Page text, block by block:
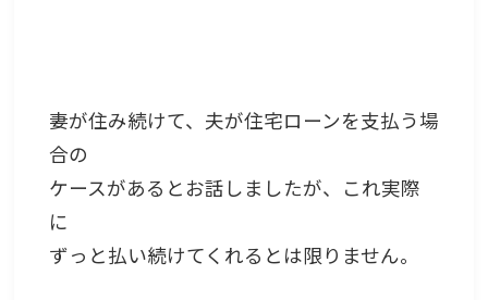
妻が住み続けて、夫が住宅ローンを支払う場
合の
ケースがあるとお話しましたが、これ実際
に
ずっと払い続けてくれるとは限りません。